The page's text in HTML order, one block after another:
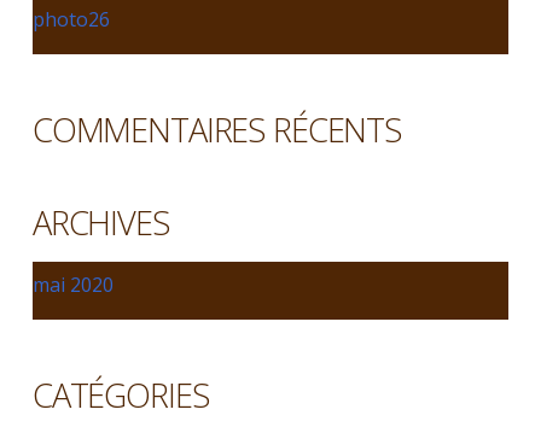
photo26
COMMENTAIRES RÉCENTS
ARCHIVES
mai 2020
CATÉGORIES